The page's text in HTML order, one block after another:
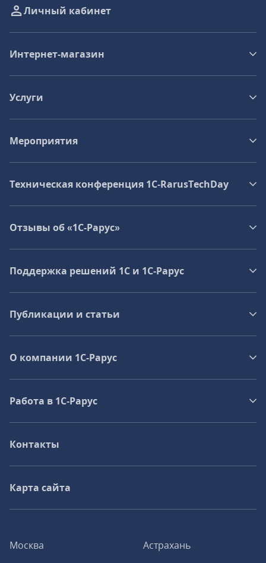
Москва
Астрахань
Личный кабинет
Интернет-магазин
Услуги
Мероприятия
Техническая конференция 1C‑RarusTechDay
Отзывы об «1С-Рарус»
Поддержка решений 1С и 1С‑Рарус
Публикации и статьи
О компании 1C-Рарус
Работа в 1С‑Рарус
Контакты
Карта сайта